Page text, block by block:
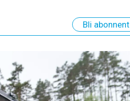
Bli abonnent